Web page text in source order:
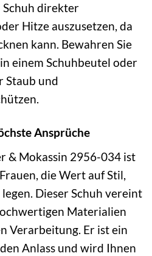
Schuh direkter
Hitze auszusetzen, da
kann. Bewahren Sie
einem Schuhbeutel oder
Staub und
Ansprüche
& Mokassin 2956-034 ist
die Wert auf Stil,
Dieser Schuh vereint
Materialien
Verarbeitung. Er ist ein
Anlass und wird Ihnen